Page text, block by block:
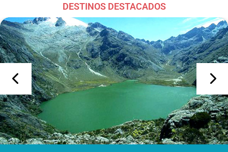
DESTINOS DESTACADOS